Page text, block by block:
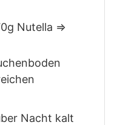
Nutella =>
Nacht kalt